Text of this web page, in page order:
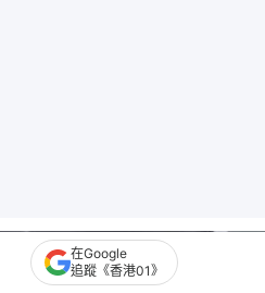
在Google
追蹤《香港01》